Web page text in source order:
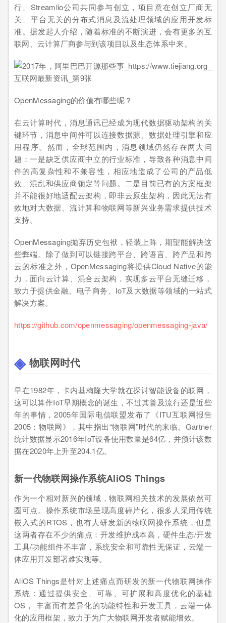
行、Streamlio公司共同参与创立，项目意在创立厂商无
关、平台无关的分布式消息及流处理领域的应用开发标
准。据发起人介绍，随着标准的不断演进，会有更多的互
联网、云计算厂商参与到该项目以及生态体系中来。
OpenMessaging的价值有哪些呢？
在云计算时代，消息通讯已经成为现代数据驱动架构的关
键环节，消息中间件可以连接数据源、数据处理引擎和应
用程序。然而，全球范围内，消息领域仍然存在两大问
题：一是缺乏供应商中立的行业标准，导致各种消息中间
件的高复杂性和不兼容性，相应地造成了公司的产品低
效、混乱和供应商锁定等问题。二是目前已有的方案框架
并不能很好地适配云架构，即非云原生架构，因此无法有
效地对大数据、流计算和物联网等新兴业务需求提供技术
支持。
OpenMessaging抛弃历史包袱，轻装上阵，期望能解决这
些弊端。除了做到可以链接跨平台、跨语言、跨产品和跨
云的标准之外，OpenMessaging将提供Cloud Native的能
力，面向云计算、混合云架构，实现多云平台无缝迁移，
致力于提供金融、电子商务、IoT及大数据等领域的一站式
解决方案。
https://github.com/openmessaging/openmessaging-java/
物联网时代
早在1982年，卡内基梅隆大学就在探讨智能设备的联网，
这可以算作IoT早期概念的诞生，不过其普及流行还是近些
年的事情，2005年国际电信联盟发布了《ITU互联网报告
2005：物联网》，其中指出“物联网”时代的来临。Gartner
统计数据显示2016年IoT设备使用数量是64亿，并预计该数
据在2020年上升至204.1亿。
新一代物联网操作系统AliOS Things
作为一个相对新兴的领域，物联网相关技术的发展依然可
圈可点。操作系统市场呈现高度碎片化，很多人采用传统
嵌入式的RTOS，也有人研发新的物联网操作系统，但是
这两者存在不少的痛点：开发维护成本高，硬件生态/开发
工具/功能组件不丰富，系统安全和可靠性无保证，云端一
体应用开发部署难实现等。
AliOS Things是针对上述痛点而研发的新一代物联网操作
系统：通过提供安全、可靠、可扩展和高度优化的基础
OS， 丰富而有差异化的功能特性和开发工具，云端一体
化的应用框架，致力于为广大物联网开发者赋能增效。